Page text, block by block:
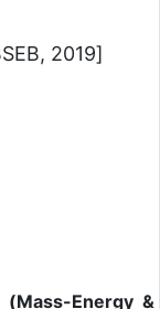
2019]
(Mass-Energy &